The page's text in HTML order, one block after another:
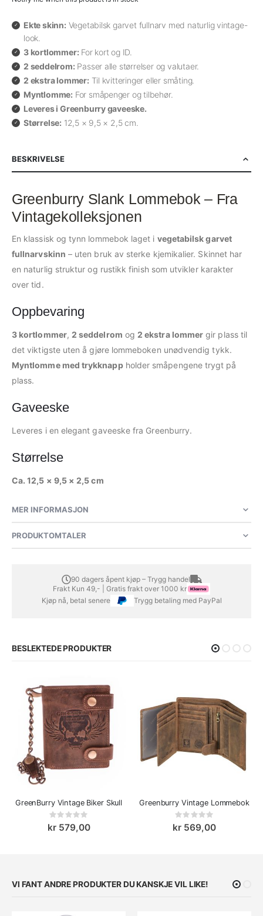
Ekte skinn: Vegetabilsk garvet fullnarv med naturlig vintage-
look.
3 kortlommer: For kort og ID.
2 seddelrom: Passer alle størrelser og valutaer.
2 ekstra lommer: Til kvitteringer eller småting.
Myntlomme: For småpenger og tilbehør.
Leveres i Greenburry gaveeske.
Størrelse: 12,5 × 9,5 × 2,5 cm.
BESKRIVELSE
Greenburry Slank Lommebok – Fra
Vintagekolleksjonen
En klassisk og tynn lommebok laget i vegetabilsk garvet
fullnarvskinn – uten bruk av sterke kjemikalier. Skinnet har
en naturlig struktur og rustikk finish som utvikler karakter
over tid.
Oppbevaring
3 kortlommer, 2 seddelrom og2 ekstra lommer gir plass til
det viktigste uten å gjøre lommeboken unødvendig tykk.
Myntlomme med trykknappholder småpengene trygt på
plass.
Gaveeske
Leveres i en elegant gaveeske fra Greenburry.
Størrelse
Ca. 12,5 × 9,5 × 2,5 cm
MER INFORMASJON
PRODUKTOMTALER
90 dagers åpent kjøp – Trygg handel
Frakt Kun 49,- | Gratis frakt over 1000 kr
Kjøp nå, betal senere
Trygg betaling med PayPal
BESLEKTEDE PRODUKTER
GreenBurry Vintage Biker Skull
Rating:
kr 579,00
Greenburry Vintage Lommebok
Rating:
kr 569,00
VI FANT ANDRE PRODUKTER DU KANSKJE VIL LIKE!